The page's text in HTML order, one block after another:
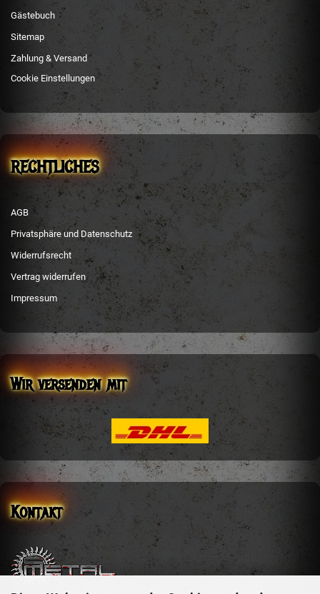
Gästebuch
Sitemap
Zahlung & Versand
Cookie Einstellungen
RECHTLICHES
AGB
Privatsphäre und Datenschutz
Widerrufsrecht
Vertrag widerrufen
Impressum
Wir versenden mit
Kontakt